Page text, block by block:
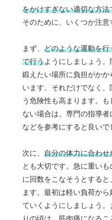
をかけすぎない適切な方
そのために、いくつか注意
まず、 どのような運動を
で行うようにしましょう。
鍛えたい場所に負担がかか
います。それだけでなく
う危険性も高まります。
ない場合は、専門の指導
などを参考にすると良いで
次に、 自分の体力に合わ
とも大切です。急に重い
に回数をこなそうとする
ます。最初は軽い負荷か
ていくようにしましょう
りの頃は、筋肉痛になる